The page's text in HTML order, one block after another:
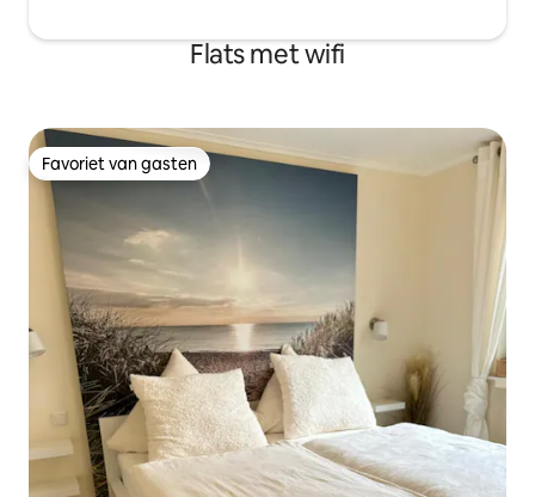
Flats met wifi
Favoriet van gasten
Favoriet van gasten